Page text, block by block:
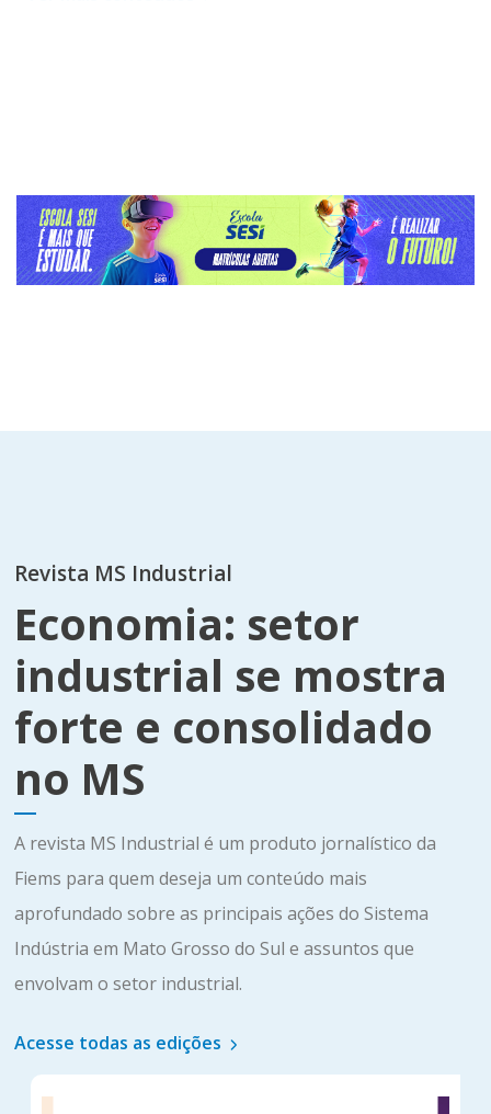
Revista MS Industrial
Economia: setor
industrial se mostra
forte e consolidado
no MS
A revista MS Industrial é um produto jornalístico da
Fiems para quem deseja um conteúdo mais
aprofundado sobre as principais ações do Sistema
Indústria em Mato Grosso do Sul e assuntos que
envolvam o setor industrial.
Acesse todas as edições